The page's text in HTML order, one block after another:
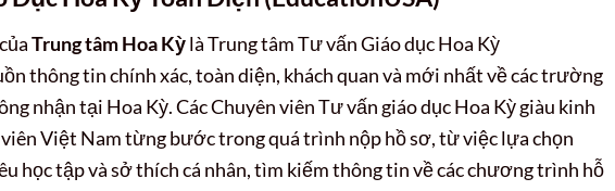
Trung tâm Hoa Kỳlà Trung tâm Tư vấn Giáo dục Hoa Kỳ
thông tin chính xác, toàn diện, khách quan và mới nhất về các trường
nhận tại Hoa Kỳ. Các Chuyên viên Tư vấn giáo dục Hoa Kỳ giàu kinh
Việt Nam từng bước trong quá trình nộp hồ sơ, từ việc lựa chọn
học tập và sở thích cá nhân, tìm kiếm thông tin về các chương trình hỗ